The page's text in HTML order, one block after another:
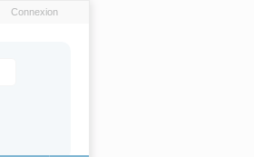
Connexion